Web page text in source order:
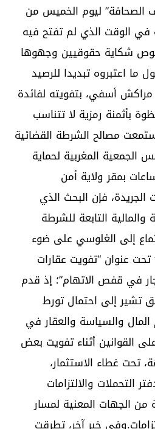
الصحافة” ليوم الخميس من
في الوقت الذي لم تفتح فيه
شكاية حقوقيين وجهوها
ما اعتبروه تبديدا للرصيد
أسفي، بتفويته لفائدة
بأثمنة رمزية لا تتناسب
مصالح الشرطة القضائية
الجمعية المغربية لحماية
بمقر ولاية أمن
فإن البحث الذي
والمالية التابعة للشرطة
إلى الغلوسي على ضوء
عنوان “تفويت عقارات
في قفص الاتهام”؛ إذ قدم
تشير إلى احتمال تورط
والسياسة والعقار في
القوانين أثناء تفويت بعض
تحت غطاء الاستثمار،
التحملات والالتزامات
من الجهات المعنية لمسار
خبر آخر، تطرقت